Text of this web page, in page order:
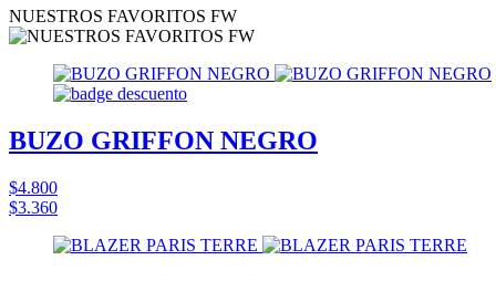
NUESTROS FAVORITOS FW
BUZO GRIFFON NEGRO
$4.800
$3.360